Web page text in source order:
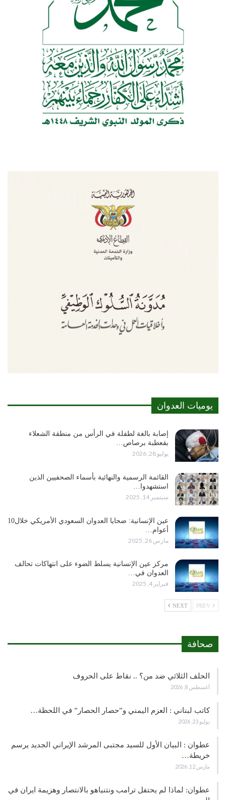
يوميات العدوان
إصابة بالغة لطفلة في الرأس من منطقة الشعلاء
بقعطبة برصاص…
يوليو 28, 2026
القائمة الرسمية والنهائية بأسماء الصحفيين الذين
استشهدوا…
سبتمبر 14, 2025
عين الإنسانية: ضحايا العدوان السعودي الأمريكي خلال10
أعوام…
مارس 26, 2025
مركز عين الإنسانية يسلط الضوء على انتهاكات تحالف
العدوان في…
فبراير 4, 2025
NEXT
صحافة
الحلف الثلاثي ضد من؟ .. نقاط على الحروف
أغسطس 8, 2026
كاتب لبناني : العزم اليمني و”حصار الحصار” في اللحظة…
يوليو 23, 2026
عطوان : البيان الأول للسيد مجتبى المرشد الإيراني الجديد يرسم
خريطة…
مارس 12, 2026
عطوان: لماذا لم يحتفل ترامب ونتنياهو بالانتصار وهزيمة ايران في